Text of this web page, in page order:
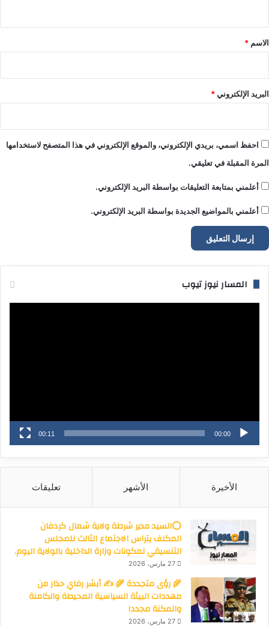
*
الاسم *
البريد الإلكتروني*
احفظ اسمي، بريدي الإلكتروني، والموقع الإلكتروني في هذا المتصفح لاستخدامها
المرة المقبلة في تعليقي.
أعلمني بمتابعة التعليقات بواسطة البريد الإلكتروني.
أعلمني بالمواضيع الجديدة بواسطة البريد الإلكتروني.
المسار نيوز تيوب
00:00
00:11
الأخيرة الأشهر تعليقات
⭕السيد مدير شرطة ولاية شمال كردفان
المكلف يتراس الاجتماع الثالث للمجلس
التنسيقي لمكونات وزارة الداخلية بالولاية اليوم.
27 مارس، 2026
🌾 رؤى متجددة 🌾 ✍️ أبشر رفاي حذار من
مهددات البيئة السياسية المحيطة والكامنة
والمكنة مجددا
27 مارس، 2026